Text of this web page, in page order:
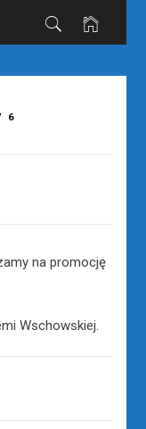
6
na promocję